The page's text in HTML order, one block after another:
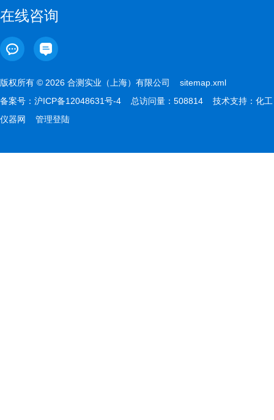
在线咨询
版权所有 © 2026 合测实业（上海）有限公司 sitemap.xml
备案号： 沪ICP备12048631号-4 总访问量：508814 技术支持： 化工
仪器网
管理登陆